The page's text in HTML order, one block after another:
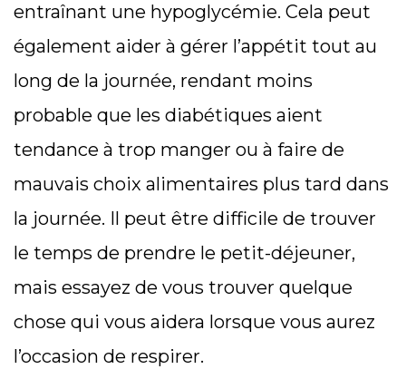
entraînant une hypoglycémie. Cela peut
également aider à gérer l’appétit tout au
long de la journée, rendant moins
probable que les diabétiques aient
tendance à trop manger ou à faire de
mauvais choix alimentaires plus tard dans
la journée. Il peut être difficile de trouver
le temps de prendre le petit-déjeuner,
mais essayez de vous trouver quelque
chose qui vous aidera lorsque vous aurez
l’occasion de respirer.